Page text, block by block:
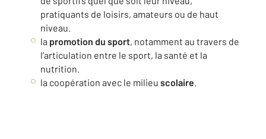
pratiquants de loisirs, amateurs ou de haut
niveau.
la promotion du sport, notamment au travers de
l’articulation entre le sport, la santé et la
nutrition.
la coopération avec le milieu scolaire.